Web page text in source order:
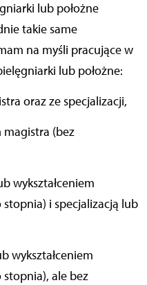
lub położne
takie same
na myśli pracujące w
lub położne:
oraz ze specjalizacji,
i specjalizacją lub
wykształceniem
ale bez